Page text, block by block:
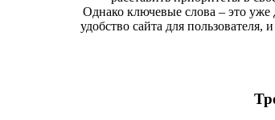
Однако ключевые слова – это уже
удобство сайта для пользователя,